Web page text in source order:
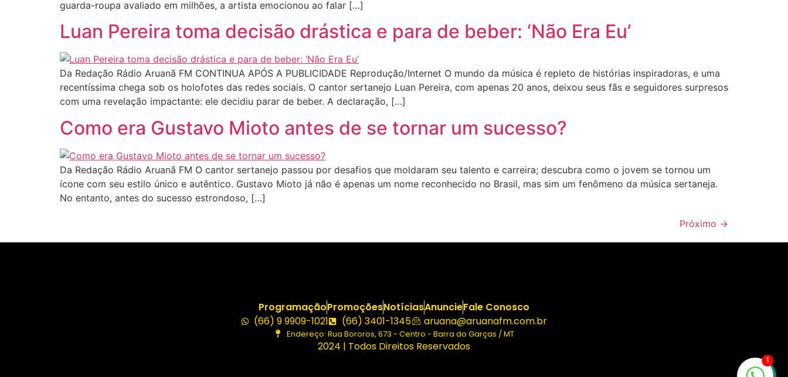
guarda-roupa avaliado em milhões, a artista emocionou ao falar […]
Luan Pereira toma decisão drástica e para de beber: ‘Não Era Eu’
Da Redação Rádio Aruanã FM CONTINUA APÓS A PUBLICIDADE Reprodução/Internet O mundo da música é repleto de histórias inspiradoras, e uma
recentíssima chega sob os holofotes das redes sociais. O cantor sertanejo Luan Pereira, com apenas 20 anos, deixou seus fãs e seguidores surpresos
com uma revelação impactante: ele decidiu parar de beber. A declaração, […]
Como era Gustavo Mioto antes de se tornar um sucesso?
Da Redação Rádio Aruanã FM O cantor sertanejo passou por desafios que moldaram seu talento e carreira; descubra como o jovem se tornou um
ícone com seu estilo único e autêntico. Gustavo Mioto já não é apenas um nome reconhecido no Brasil, mas sim um fenômeno da música sertaneja.
No entanto, antes do sucesso estrondoso, […]
Próximo →
ProgramaçãoPromoçõesNotíciasAnuncieFale Conosco
(66) 9 9909-1021
(66) 3401-1345 aruana@aruanafm.com.br
Endereço: Rua Bororos, 673 - Centro - Barra do Garças / MT
2024 | Todos Direitos Reservados
1